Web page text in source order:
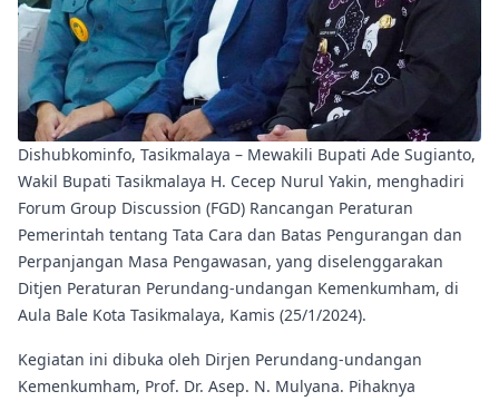
Dishubkominfo, Tasikmalaya – Mewakili Bupati Ade Sugianto,
Wakil Bupati Tasikmalaya H. Cecep Nurul Yakin, menghadiri
Forum Group Discussion (FGD) Rancangan Peraturan
Pemerintah tentang Tata Cara dan Batas Pengurangan dan
Perpanjangan Masa Pengawasan, yang diselenggarakan
Ditjen Peraturan Perundang-undangan Kemenkumham, di
Aula Bale Kota Tasikmalaya, Kamis (25/1/2024).
Kegiatan ini dibuka oleh Dirjen Perundang-undangan
Kemenkumham, Prof. Dr. Asep. N. Mulyana. Pihaknya